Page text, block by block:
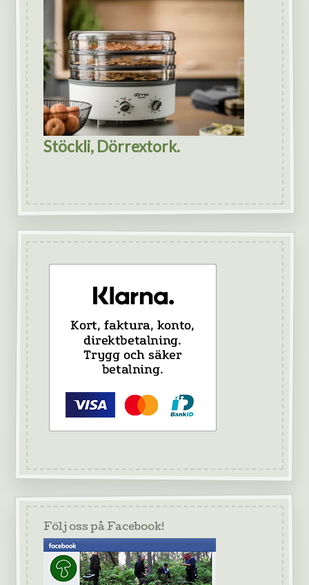
Stöckli, Dörrextork.
Följ oss på Facebook!